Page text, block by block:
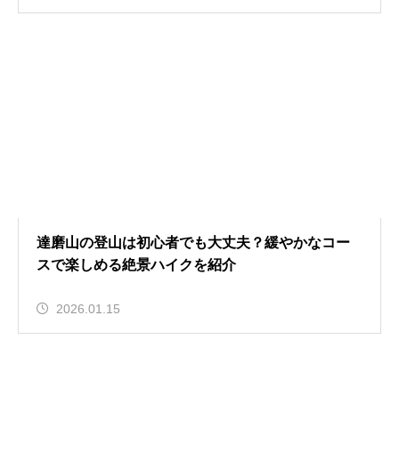
達磨山の登山は初心者でも大丈夫？緩やかなコー
スで楽しめる絶景ハイクを紹介
2026.01.15